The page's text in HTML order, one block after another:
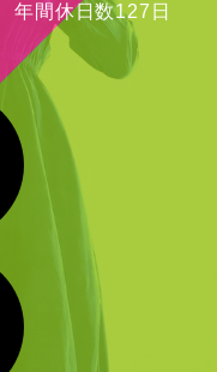
年間休日数127日